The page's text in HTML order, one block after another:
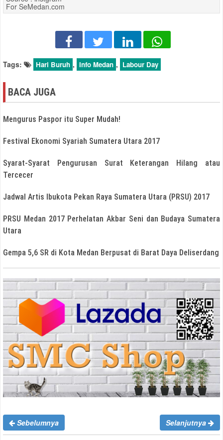
For SeMedan.com
Tags: Hari Buruh , Info Medan , Labour Day
BACA JUGA
Mengurus Paspor itu Super Mudah!
Festival Ekonomi Syariah Sumatera Utara 2017
Syarat-Syarat Pengurusan Surat Keterangan Hilang atau
Tercecer
Jadwal Artis Ibukota Pekan Raya Sumatera Utara (PRSU) 2017
PRSU Medan 2017 Perhelatan Akbar Seni dan Budaya Sumatera
Utara
Gempa 5,6 SR di Kota Medan Berpusat di Barat Daya Deliserdang
Sebelumnya Selanjutnya